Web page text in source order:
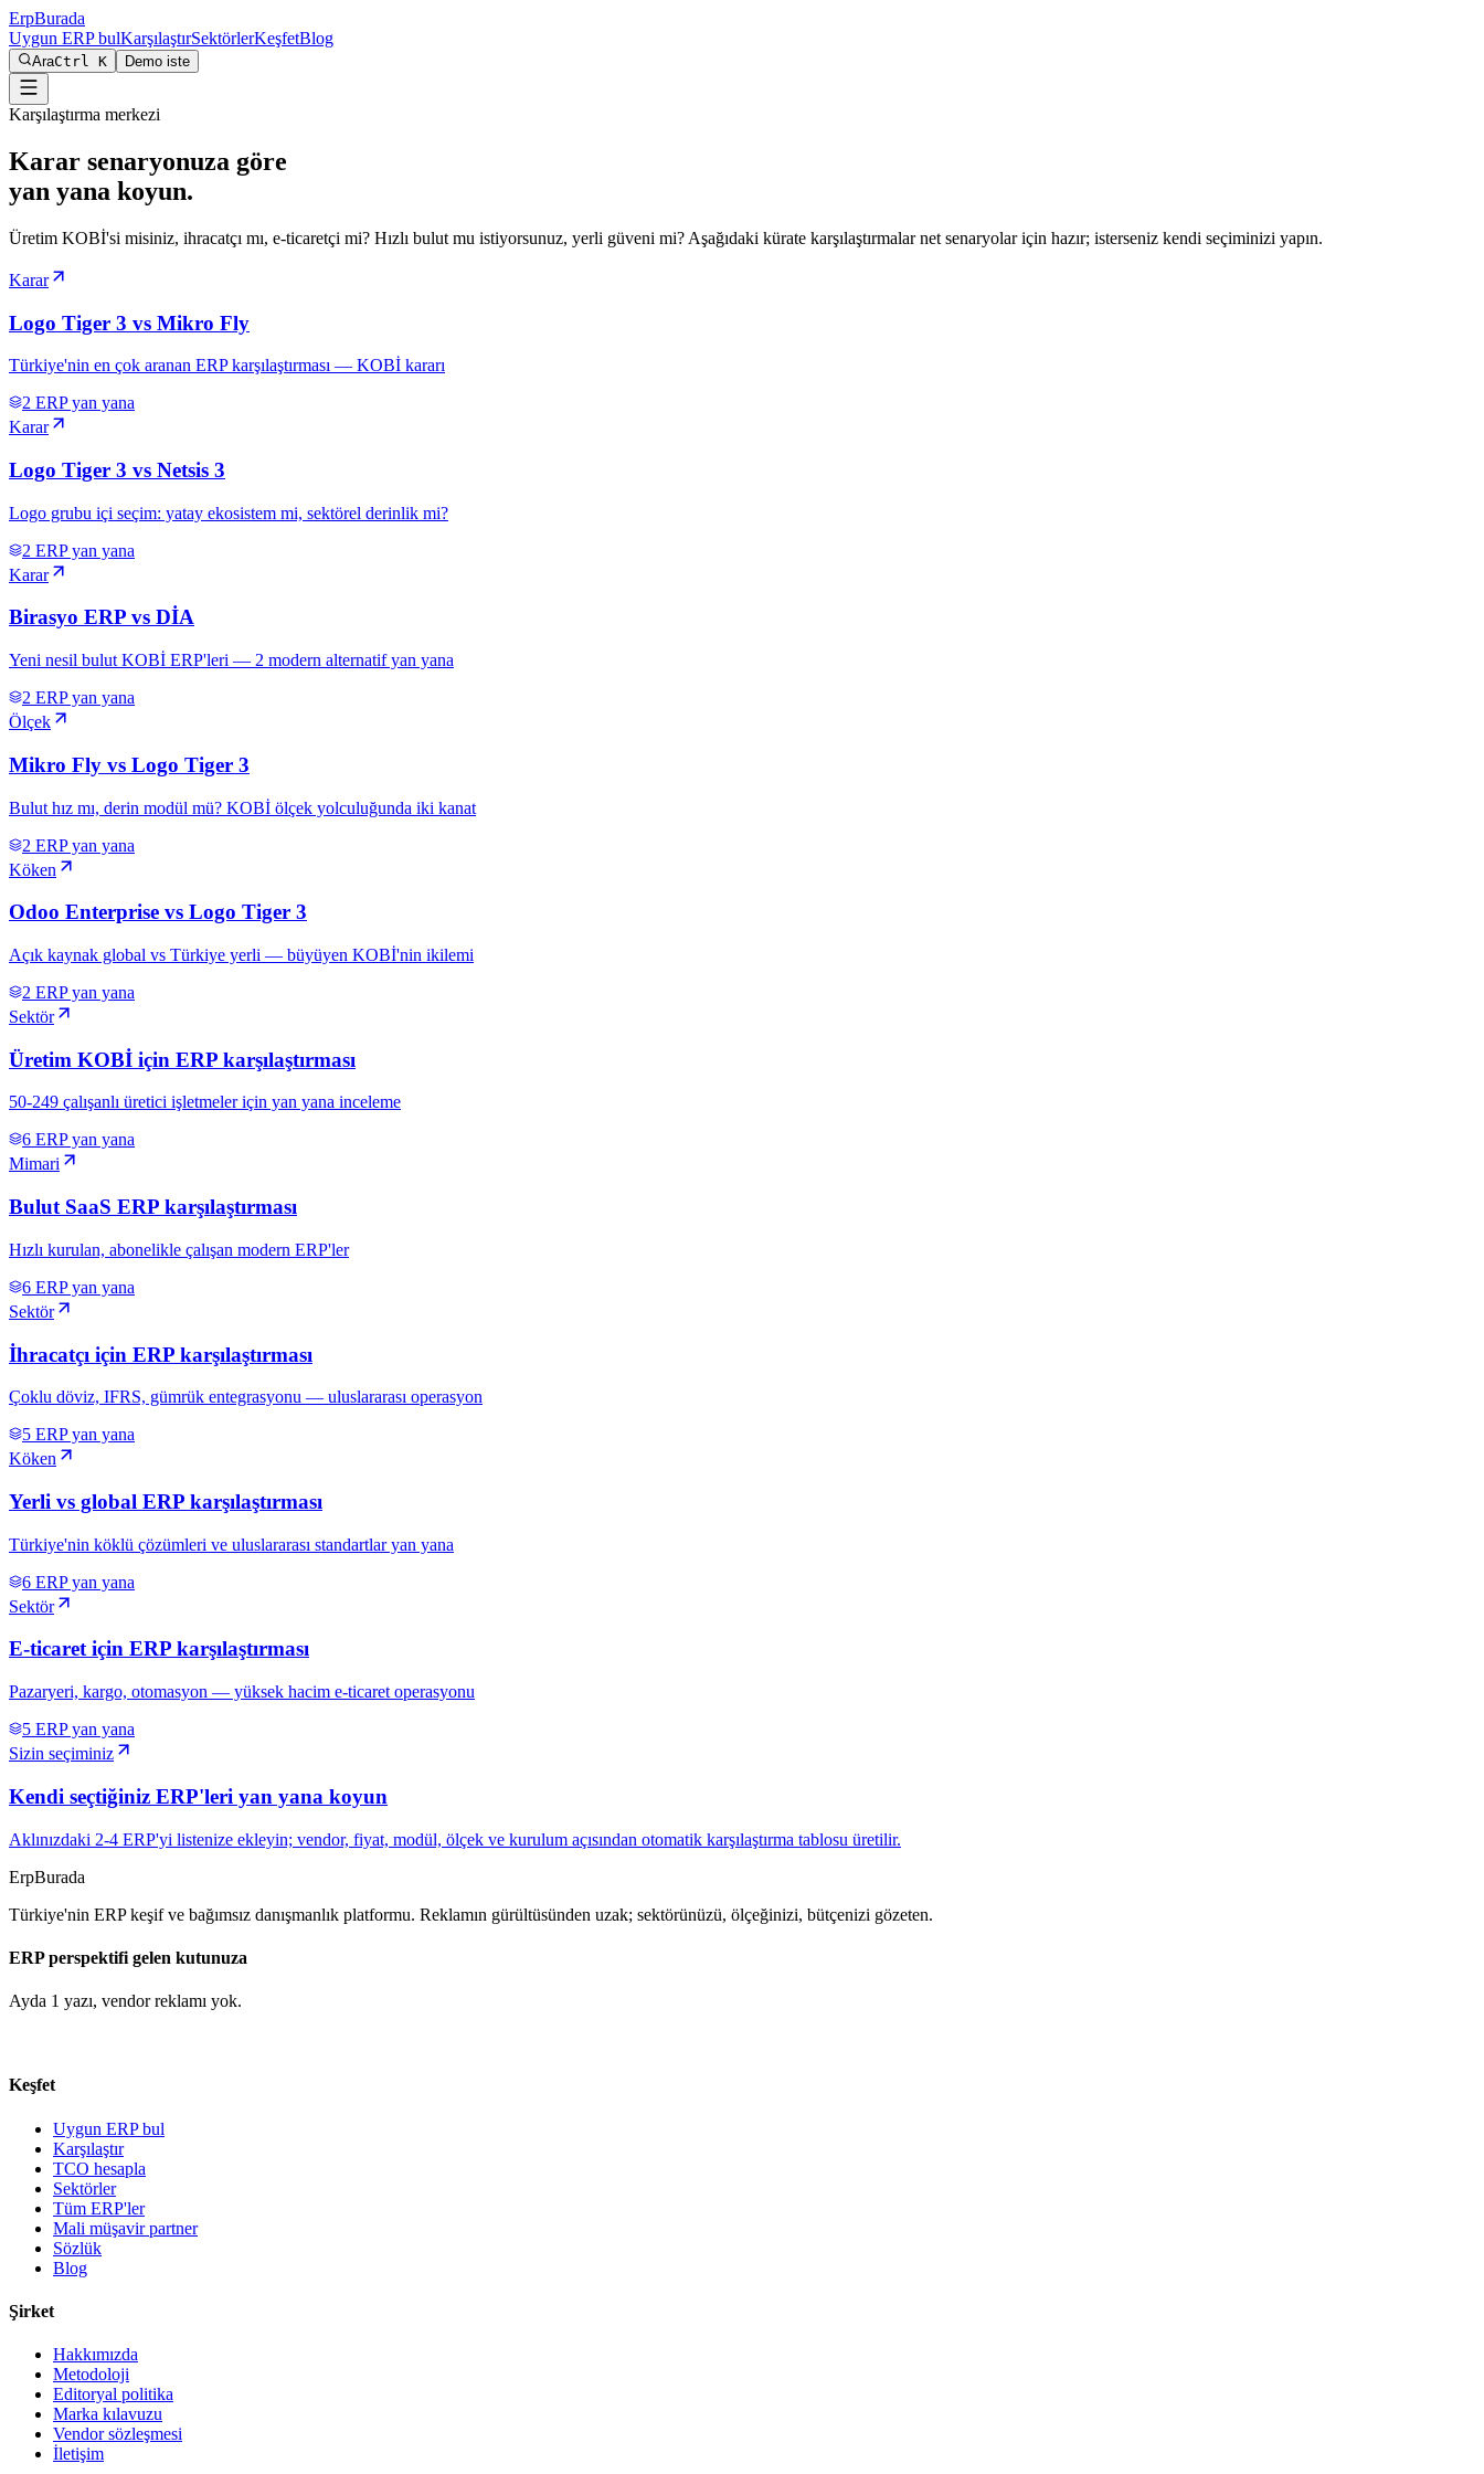
ErpBurada
Uygun ERP bulKarşılaştırSektörlerKeşfetBlog
AraCtrl K Demo iste
Karşılaştırma merkezi
Karar senaryonuza göre
yan yana koyun.
Üretim KOBİ'si misiniz, ihracatçı mı, e-ticaretçi mi? Hızlı bulut mu istiyorsunuz, yerli güveni mi? Aşağıdaki kürate karşılaştırmalar net senaryolar için hazır; isterseniz kendi seçiminizi yapın.
Karar
Logo Tiger 3 vs Mikro Fly
Türkiye'nin en çok aranan ERP karşılaştırması — KOBİ kararı
2 ERP yan yana
Karar
Logo Tiger 3 vs Netsis 3
Logo grubu içi seçim: yatay ekosistem mi, sektörel derinlik mi?
2 ERP yan yana
Karar
Birasyo ERP vs DİA
Yeni nesil bulut KOBİ ERP'leri — 2 modern alternatif yan yana
2 ERP yan yana
Ölçek
Mikro Fly vs Logo Tiger 3
Bulut hız mı, derin modül mü? KOBİ ölçek yolculuğunda iki kanat
2 ERP yan yana
Köken
Odoo Enterprise vs Logo Tiger 3
Açık kaynak global vs Türkiye yerli — büyüyen KOBİ'nin ikilemi
2 ERP yan yana
Sektör
Üretim KOBİ için ERP karşılaştırması
50-249 çalışanlı üretici işletmeler için yan yana inceleme
6 ERP yan yana
Mimari
Bulut SaaS ERP karşılaştırması
Hızlı kurulan, abonelikle çalışan modern ERP'ler
6 ERP yan yana
Sektör
İhracatçı için ERP karşılaştırması
Çoklu döviz, IFRS, gümrük entegrasyonu — uluslararası operasyon
5 ERP yan yana
Köken
Yerli vs global ERP karşılaştırması
Türkiye'nin köklü çözümleri ve uluslararası standartlar yan yana
6 ERP yan yana
Sektör
E-ticaret için ERP karşılaştırması
Pazaryeri, kargo, otomasyon — yüksek hacim e-ticaret operasyonu
5 ERP yan yana
Sizin seçiminiz
Kendi seçtiğiniz ERP'leri yan yana koyun
Aklınızdaki 2-4 ERP'yi listenize ekleyin; vendor, fiyat, modül, ölçek ve kurulum açısından otomatik karşılaştırma tablosu üretilir.
ErpBurada
Türkiye'nin ERP keşif ve bağımsız danışmanlık platformu. Reklamın gürültüsünden uzak; sektörünüzü, ölçeğinizi, bütçenizi gözeten.
ERP perspektifi gelen kutunuza
Ayda 1 yazı, vendor reklamı yok.
Keşfet
Uygun ERP bul
Karşılaştır
TCO hesapla
Sektörler
Tüm ERP'ler
Mali müşavir partner
Sözlük
Blog
Şirket
Hakkımızda
Metodoloji
Editoryal politika
Marka kılavuzu
Vendor sözleşmesi
İletişim